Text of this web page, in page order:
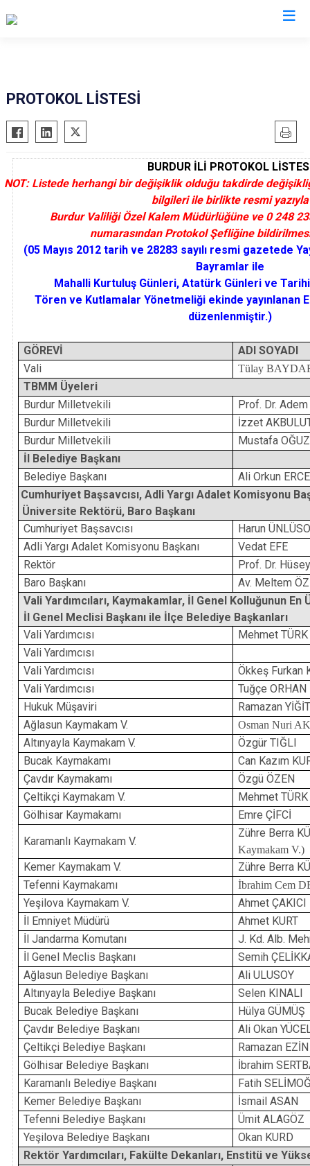
PROTOKOL LİSTESİ
BURDUR İLİ PROTOKOL
NOT: Listede herhangi bir değişiklik olduğu takdirde
bilgileri ile birlikte resmi yazıyla
Burdur Valiliği Özel Kalem Müdürlüğüne ve 0 248
numarasından Protokol Şefliğine
(05 Mayıs 2012 tarih ve 28283 sayılı resmi gazetede
Bayramlar ile
Mahalli Kurtuluş Günleri, Atatürk Günleri ve
Tören ve Kutlamalar Yönetmeliği ekinde yayınlanan
düzenlenmiştir.)
GÖREVİ
ADI SOYADI
Vali
Tülay
TBMM Üyeleri
Burdur Milletvekili
Prof. Dr.
Burdur Milletvekili
İzzet
Burdur Milletvekili
Mustafa OĞUZ
İl Belediye Başkanı
Belediye Başkanı
Ali Orkun
Cumhuriyet Başsavcısı, Adli Yargı Adalet Komisyonu
Üniversite Rektörü, Baro Başkanı
Cumhuriyet Başsavcısı
Harun
Adli Yargı Adalet Komisyonu Başkanı
Vedat EFE
Rektör
Prof. Dr.
Baro Başkanı
Av. Meltem
Vali Yardımcıları, Kaymakamlar, İl Genel Kolluğunun
İl Genel Meclisi Başkanı ile İlçe Belediye Başkanları
Vali Yardımcısı
Mehmet TÜRK
Vali Yardımcısı
Vali Yardımcısı
Ökkeş Furkan
Vali Yardımcısı
Tuğçe ORHAN
Hukuk Müşaviri
Ramazan
Ağlasun Kaymakam V.
Osman Nuri
Altınyayla Kaymakam V.
Özgür TIĞLI
Bucak Kaymakamı
Can Kazım
Çavdır Kaymakamı
Özgü ÖZEN
Çeltikçi Kaymakam V.
Mehmet TÜRK
Gölhisar Kaymakamı
Emre ÇİFCİ
Karamanlı Kaymakam V.
Zühre Berra
Kaymakam V.)
Kemer Kaymakam V.
Zühre Berra
Tefenni Kaymakamı
İbrahim Cem
Yeşilova Kaymakam V.
Ahmet ÇAKICI
İl Emniyet Müdürü
Ahmet KURT
İl Jandarma Komutanı
J. Kd. Alb.
İl Genel Meclis Başkanı
Semih
Ağlasun Belediye Başkanı
Ali ULUSOY
Altınyayla Belediye Başkanı
Selen KINALI
Bucak Belediye Başkanı
Hülya GÜMÜŞ
Çavdır Belediye Başkanı
Ali Okan
Çeltikçi Belediye Başkanı
Ramazan EZİN
Gölhisar Belediye Başkanı
İbrahim
Karamanlı Belediye Başkanı
Fatih
Kemer Belediye Başkanı
İsmail ASAN
Tefenni Belediye Başkanı
Ümit ALAGÖZ
Yeşilova Belediye Başkanı
Okan KURD
Rektör Yardımcıları, Fakülte Dekanları, Enstitü ve